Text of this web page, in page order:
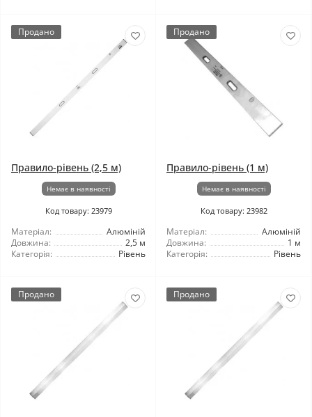
Продано
Правило-рівень (2,5 м)
Немає в наявності
Код товару: 23979
Матеріал:
Алюміній
Довжина:
2,5 м
Категорія:
Рівень
Продано
Правило-рівень (1 м)
Немає в наявності
Код товару: 23982
Матеріал:
Алюміній
Довжина:
1 м
Категорія:
Рівень
Продано Продано